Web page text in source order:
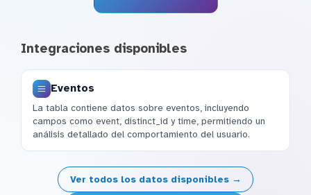
Integraciones disponibles
Eventos
La tabla contiene datos sobre eventos, incluyendo
campos como event, distinct_id y time, permitiendo un
análisis detallado del comportamiento del usuario.
Ver todos los datos disponibles →